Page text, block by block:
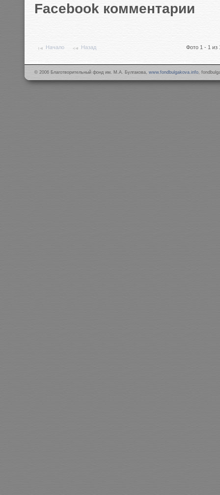
Facebook комментарии
Начало Назад Фото 1 - 1 из
© 2006 Благотворительный фонд им. М.А. Булгакова, www.fondbulgakova.info ,